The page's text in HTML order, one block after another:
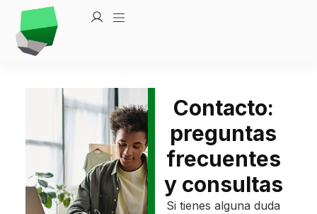
Contacto:
preguntas
frecuentes
y consultas
Si tienes alguna duda